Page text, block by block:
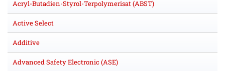
Acryl-Butadien-Styrol-Terpolymerisat (ABST)
Active Select
Additive
Advanced Safety Electronic (ASE)